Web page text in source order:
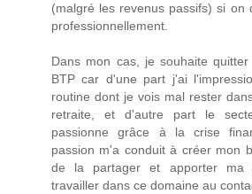
(malgré les revenus passifs) si on
professionnellement.
Dans mon cas, je souhaite
BTP car d'une part j'ai
routine dont je vois mal rester
retraite, et d'autre part le
passionne grâce à la crise
passion m'a conduit à créer mon
de la partager et apporter ma
travailler dans ce domaine au